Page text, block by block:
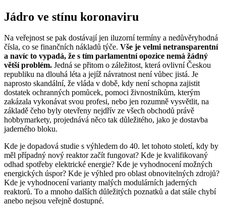
Jádro ve stínu koronaviru
Na veřejnost se pak dostávají jen iluzorní termíny a nedůvěryhodná
čísla, co se finančních nákladů týče. Vše je velmi netransparentní
a navíc to vypadá, že s tím parlamentní opozice nemá žádný
větší problém. Jedná se přitom o záležitost, která ovlivní Českou
republiku na dlouhá léta a jejíž návratnost není vůbec jistá. Je
naprosto skandální, že vláda v době, kdy není schopna zajistit
dostatek ochranných pomůcek, pomoci živnostníkům, kterým
zakázala vykonávat svou profesi, nebo jen rozumně vysvětlit, na
základě čeho byly otevřeny nejdřív ze všech obchodů právě
hobbymarkety, projednává něco tak důležitého, jako je dostavba
jaderného bloku.
Kde je dopadová studie s výhledem do 40. let tohoto století, kdy by
měl případný nový reaktor začít fungovat? Kde je kvalifikovaný
odhad spotřeby elektrické energie? Kde je vyhodnocení možných
energických úspor? Kde je výhled pro oblast obnovitelných zdrojů?
Kde je vyhodnocení varianty malých modulárních jaderných
reaktorů. To a mnoho dalších důležitých poznatků a dat stále chybí
anebo nejsou veřejně dostupné.